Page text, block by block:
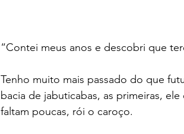
“Contei meus anos e descobri que
Tenho muito mais passado do que
bacia de jabuticabas, as primeiras,
faltam poucas, rói o caroço.